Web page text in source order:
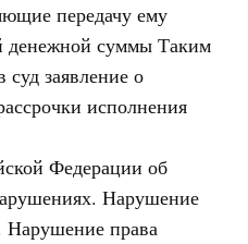
передачу ему
денежной суммы Таким
суд заявление о
исполнения
Федерации об
Нарушение
Нарушение права